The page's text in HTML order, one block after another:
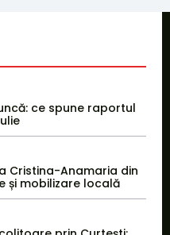
ce spune raportul
Cristina-Anamaria din
și mobilizare locală